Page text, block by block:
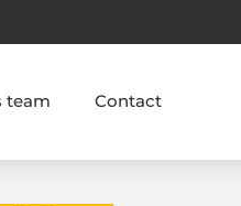
team Contact